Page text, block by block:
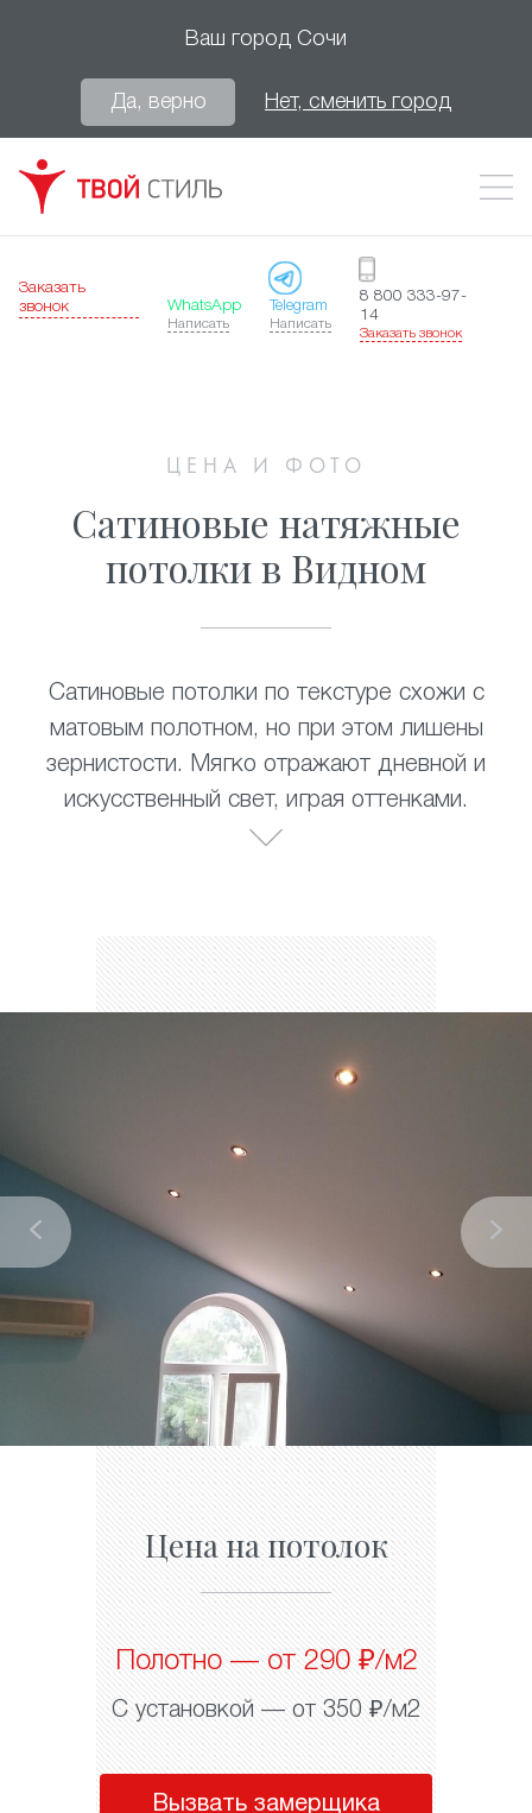
Ваш город Сочи
Да, верно Нет, сменить город
Заказать
звонок
WhatsApp
Написать
Telegram
Написать
8 800 333-97-
14
Заказать звонок
ЦЕНА И ФОТО
Сатиновые натяжные
потолки в Видном
Сатиновые потолки по текстуре схожи с
матовым полотном, но при этом лишены
зернистости. Мягко отражают дневной и
искусственный свет, играя оттенками.
Цена на потолок
Полотно — от 290 ₽/м2
С установкой — от 350 ₽/м2
Вызвать замерщика